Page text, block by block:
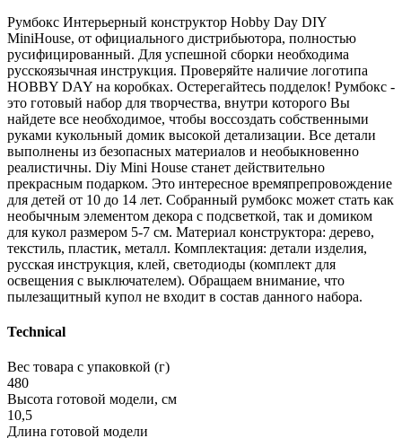
Румбокс Интерьерный конструктор Hobby Day DIY
MiniHouse, от официального дистрибьютора, полностью
русифицированный. Для успешной сборки необходима
русскоязычная инструкция. Проверяйте наличие логотипа
HOBBY DAY на коробках. Остерегайтесь подделок! Румбокс -
это готовый набор для творчества, внутри которого Вы
найдете все необходимое, чтобы воссоздать собственными
руками кукольный домик высокой детализации. Все детали
выполнены из безопасных материалов и необыкновенно
реалистичны. Diy Mini House станет действительно
прекрасным подарком. Это интересное времяпрепровождение
для детей от 10 до 14 лет. Собранный румбокс может стать как
необычным элементом декора с подсветкой, так и домиком
для кукол размером 5-7 см. Материал конструктора: дерево,
текстиль, пластик, металл. Комплектация: детали изделия,
русская инструкция, клей, светодиоды (комплект для
освещения с выключателем). Обращаем внимание, что
пылезащитный купол не входит в состав данного набора.
Technical
Вес товара с упаковкой (г)
480
Высота готовой модели, см
10,5
Длина готовой модели